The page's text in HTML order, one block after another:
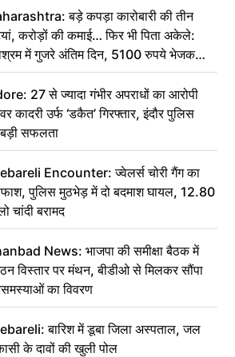
बड़े कपड़ा कारोबारी की तीन
करोड़ों की कमाई… फिर भी पिता अकेले:
में गुजरे अंतिम दिन, 5100 रुपये भेजकर
अंतिम संस्कार कर दीजिए हम नहीं आ पाएंगे
27 से ज्यादा गंभीर अपराधों का आरोपी
कादरी उर्फ ‘डकैत’ गिरफ्तार, इंदौर पुलिस
सफलता
Encounter: ज्वेलर्स चोरी गैंग का
पुलिस मुठभेड़ में दो बदमाश घायल, 12.80
चांदी बरामद
News: भाजपा की समीक्षा बैठक में
विस्तार पर मंथन, बीडीओ से मिलकर सौंपा
का विवरण
बारिश में डूबा जिला अस्पताल, जल
के दावों की खुली पोल